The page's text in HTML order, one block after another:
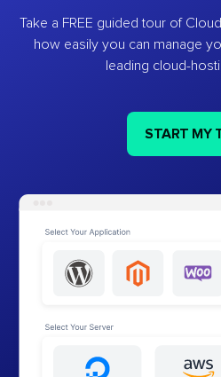
Take a FREE guided tour of
how easily you can manage
leading cloud-
START MY